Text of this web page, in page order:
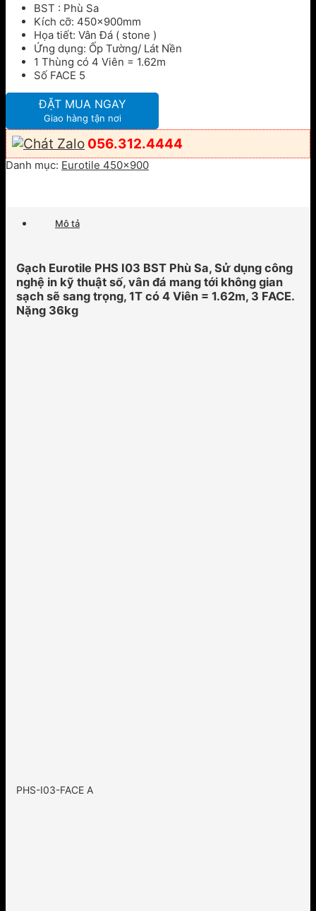
BST : Phù Sa
Kích cỡ: 450x900mm
Họa tiết: Vân Đá ( stone )
Ứng dụng: Ốp Tường/ Lát Nền
1 Thùng có 4 Viên = 1.62m
Số FACE 5
ĐẶT MUA NGAY
Giao hàng tận nơi
056.312.4444
Danh mục: Eurotile 450x900
Mô tả
Gạch Eurotile PHS I03 BST Phù Sa, Sử dụng công
nghệ in kỹ thuật số, vân đá mang tới không gian
sạch sẽ sang trọng, 1T có 4 Viên = 1.62m, 3 FACE.
Nặng 36kg
PHS-I03-FACE A